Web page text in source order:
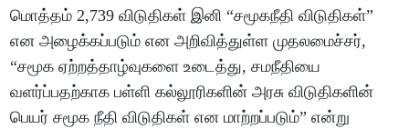
மொத்தம் 2,739 விடுதிகள் இனி “சமூகநீதி விடுதிகள்”
என அழைக்கப்படும் என அறிவித்துள்ள முதலமைச்சர்,
“சமூக ஏற்றத்தாழ்வுகளை உடைத்து, சமநீதியை
வளர்ப்பதற்காக பள்ளி கல்லூரிகளின் அரசு விடுதிகளின்
பெயர் சமூக நீதி விடுதிகள் என மாற்றப்படும்” என்று